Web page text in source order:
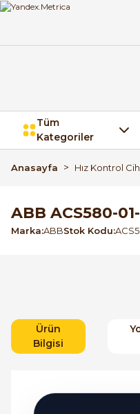
Tüm
Kategoriler
Anasayfa Hız Kontrol
ABB ACS580-
Marka ABBStok Kodu
Ürün
Bilgisi